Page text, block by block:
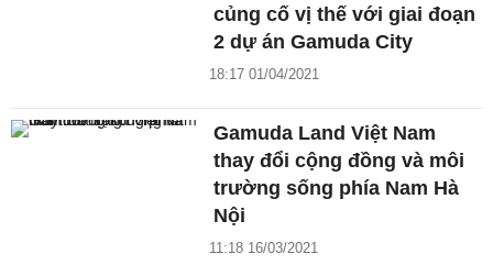
củng cố vị thế với giai đoạn
2 dự án Gamuda City
18:17 01/04/2021
Gamuda Land Việt Nam
thay đổi cộng đồng và môi
trường sống phía Nam Hà
Nội
11:18 16/03/2021